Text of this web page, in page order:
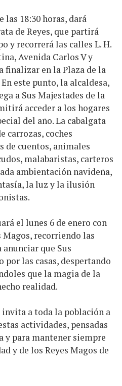
las 18:30 horas, dará
de Reyes, que partirá
y recorrerá las calles L. H.
Avenida Carlos V y
finalizar en la Plaza de la
este punto, la alcaldesa,
a Sus Majestades de la
acceder a los hogares
del año. La cabalgata
carrozas, coches
de cuentos, animales
malabaristas, carteros
ambientación navideña,
la luz y la ilusión
el lunes 6 de enero con
Magos, recorriendo las
que Sus
por las casas, despertando
que la magia de la
realidad.
a toda la población a
actividades, pensadas
para mantener siempre
y de los Reyes Magos de